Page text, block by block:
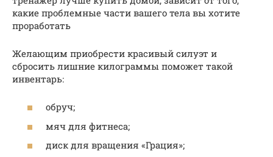
какие проблемные части вашего тела вы хотите
проработать
Желающим приобрести красивый силуэт и
сбросить лишние килограммы поможет такой
инвентарь:
обруч;
мяч для фитнеса;
диск для вращения «Грация»;